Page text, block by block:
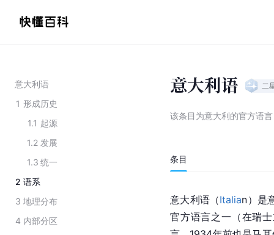
意大利语
1 形成历史
1.1 起源
1.2 发展
1.3 统一
2 语系
3 地理分布
4 内部分区
意大利语 二
该条目为意大利的官方语言
条目
意大利语（Italian）是
官方语言之一（在瑞